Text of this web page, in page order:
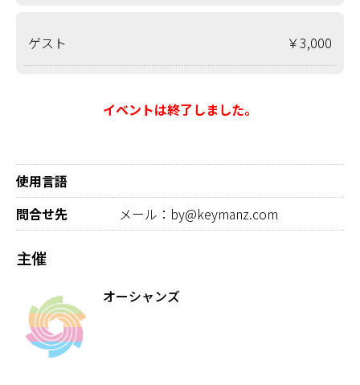
ゲスト ￥3,000
イベントは終了しました。
使用言語
問合せ先
メール：by@keymanz.com
主催
オーシャンズ